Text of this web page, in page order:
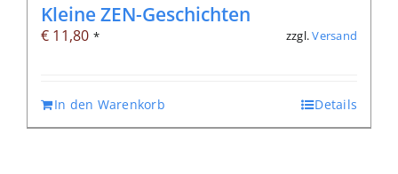
Kleine ZEN-Geschichten
€ 11,80 * zzgl.Versand
In den Warenkorb Details